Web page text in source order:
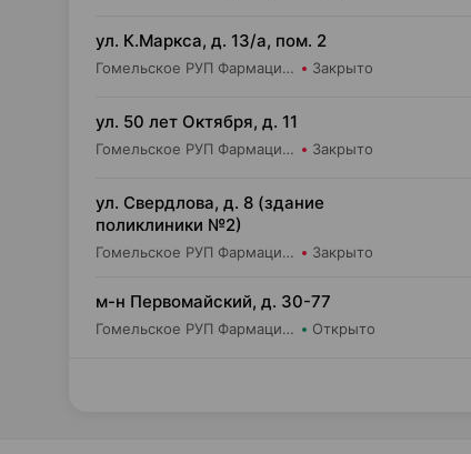
ул. К.Маркса, д. 13/а, пом. 2
Гомельское РУП Фармация Аптека №99 Закрыто
ул. 50 лет Октября, д. 11
Гомельское РУП Фармация Аптека №107 Закрыто
ул. Свердлова, д. 8 (здание
поликлиники №2)
Гомельское РУП Фармация Аптека №168/3 Закрыто
м-н Первомайский, д. 30-77
Гомельское РУП Фармация Аптека №39 Открыто